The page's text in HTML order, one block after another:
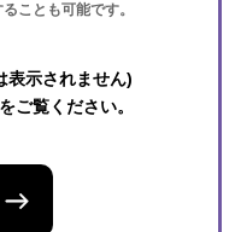
ことも可能です。
表示されません)
をご覧ください。